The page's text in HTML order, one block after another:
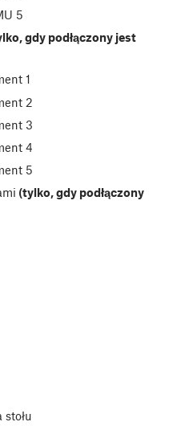
5
gdy podłączony jest
1
2
3
4
5
(tylko, gdy podłączony
stołu